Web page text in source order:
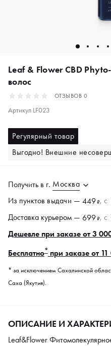
Leaf & Flower CBD
волос
ОТЗЫВОВ 0
Артикул LF023
Регулярный товар
Выгодно! Внешние
Получить в г. Москва
Из пунктов выдачи — 449₽, c
Доставка курьером — 699₽, c
Дешевле при заказе от 3
Бесплатно* при заказе от
* за исключением Сахалинской
Саха (Якутия).
ОПИСАНИЕ И
Leaf&Flower